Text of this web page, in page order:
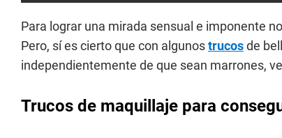
Para lograr una mirada sensual e imponente
Pero, sí es cierto que con algunostrucosde
independientemente de que sean marrones,
Trucos de maquillaje para